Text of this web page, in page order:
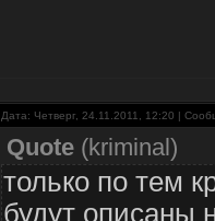
Дата: Четверг, 24.11.2011, 12:20 |
Quote(kriminal)
только по тем
будут